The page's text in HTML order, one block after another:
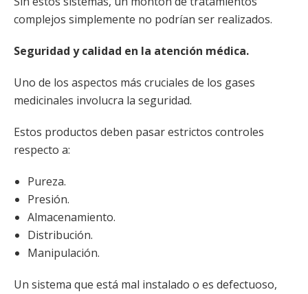
complejos simplemente no podrían ser realizados.
Seguridad y calidad en la atención médica.
Uno de los aspectos más cruciales de los gases
medicinales involucra la seguridad.
Estos productos deben pasar estrictos controles
respecto a:
Pureza.
Presión.
Almacenamiento.
Distribución.
Manipulación.
Un sistema que está mal instalado o es defectuoso,